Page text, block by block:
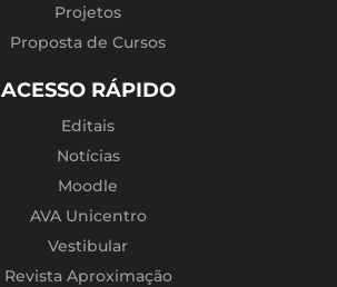
Projetos
Proposta de Cursos
ACESSO RÁPIDO
Editais
Notícias
Moodle
AVA Unicentro
Vestibular
Revista Aproximação